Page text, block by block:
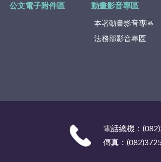
公文電子附件區 動畫影音專區
本署動畫影音專區
法務部影音專區
電話總機：
傳真：